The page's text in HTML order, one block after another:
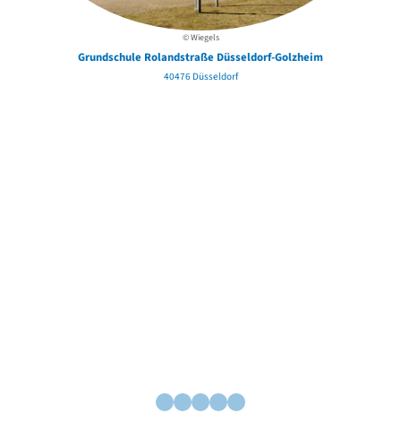
© Wiegels
Grundschule Rolandstraße Düsseldorf-Golzheim
40476 Düsseldorf